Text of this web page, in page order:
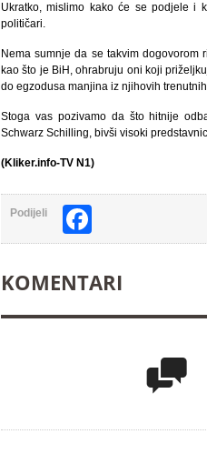
Ukratko, mislimo kako će se podjele i
političari.
Nema sumnje da se takvim
kao što je BiH, ohrabruju oni koji
do egzodusa manjina iz njihovih
Stoga vas pozivamo da što hitnije
Schwarz Schilling, bivši visoki
(Kliker.info-TV N1)
Podijeli
KOMENTARI
